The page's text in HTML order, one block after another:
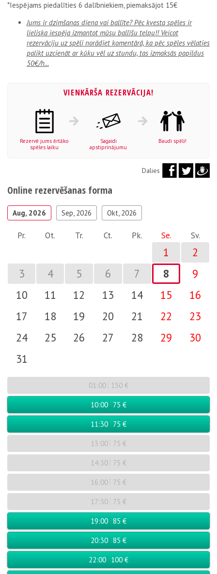
*Iespējams piedalīties 6 dalībniekiem, piemaksājot 15€
Jums ir dzimšanas diena vai ballīte? Pēc kvesta spēles ir
lieliska iespēja izmantot mūsu ballīšu telpu!! Veicot
rezervāciju uz spēli norādiet komentārā, ka pēc spēles vēlaties
palikt uzcienāt ar kūku vēl uz stundu, tas izmaksās papildus
50€/h...
VIENKĀRŠA REZERVĀCIJA!
Rezervē jums ērtāko
spēles laiku
Sagaidi
apstiprinājumu
Baudi spēli!
Dalies
Online rezervēšanas forma
Aug, 2026 Sep, 2026 Okt, 2026
Pr. Ot. Tr. Ct. Pk. Se. Sv.
1
2
3
4 5 6 7 8
9
10
11 12 13 14 15
16
17
18 19 20 21 22
23
24
25 26 27 28 29
30
31
01:00 150 €
10:00 75 €
11:30 75 €
13:00 75 €
14:30 75 €
16:00 75 €
17:30 75 €
19:00 85 €
20:30 85 €
22:00 100 €